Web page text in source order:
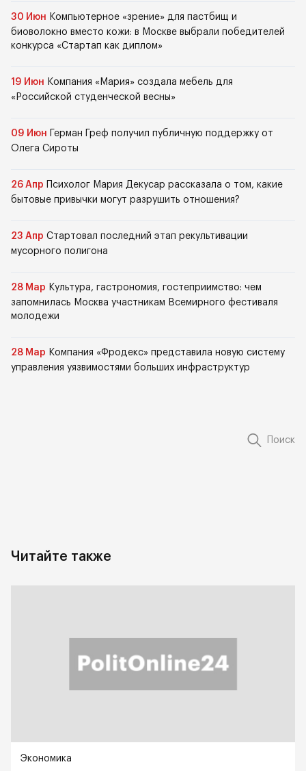
30 Июн Компьютерное «зрение» для пастбищ и
биоволокно вместо кожи: в Москве выбрали победителей
конкурса «Стартап как диплом»
19 Июн Компания «Мария» создала мебель для
«Российской студенческой весны»
09 Июн
Герман Греф получил публичную поддержку от
Олега Сироты
26 Апр
Психолог Мария Декусар рассказала о том, какие
бытовые привычки могут разрушить отношения?
23 Апр Стартовал последний этап рекультивации
мусорного полигона
28 Мар Культура, гастрономия, гостеприимство: чем
запомнилась Москва участникам Всемирного фестиваля
молодежи
28 Мар Компания «Фродекс» представила новую систему
управления уязвимостями больших инфраструктур
Поиск
Читайте также
Экономика